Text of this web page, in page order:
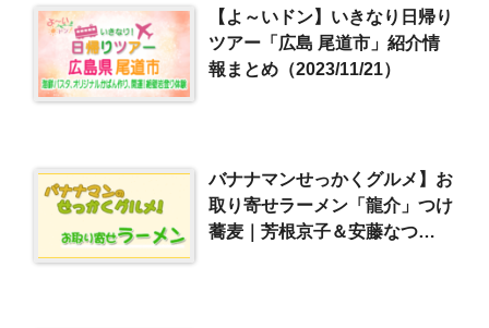
【よ～いドン】いきなり日帰り
ツアー「広島 尾道市」紹介情
報まとめ（2023/11/21）
バナナマンせっかくグルメ】お
取り寄せラーメン「龍介」つけ
蕎麦｜芳根京子＆安藤なつ